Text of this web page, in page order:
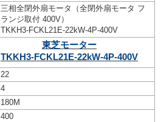
三相全閉外扇モータ（全閉外扇モータ フ
ランジ取付 400V）
TKKH3-FCKL21E-22kW-4P-400V
東芝モーター
TKKH3-FCKL21E-22kW-4P-400V
22
4
180M
400